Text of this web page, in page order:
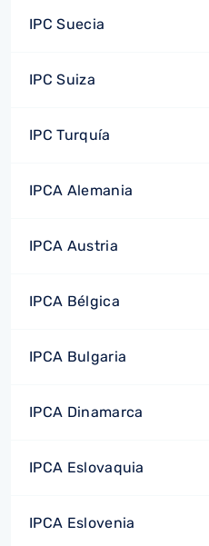
IPC Suecia
IPC Suiza
IPC Turquía
IPCA Alemania
IPCA Austria
IPCA Bélgica
IPCA Bulgaria
IPCA Dinamarca
IPCA Eslovaquia
IPCA Eslovenia